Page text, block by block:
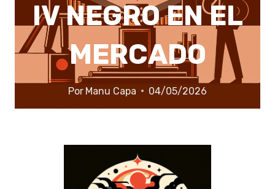
IV NEGRO EN EL
MERCADO
Por Manu Capa 04/05/2026